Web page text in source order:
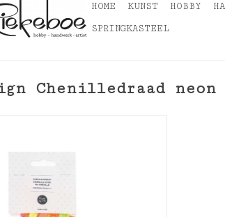
HOME KUNST HOBBY
SPRINGKASTEEL
Chenilledraad neon